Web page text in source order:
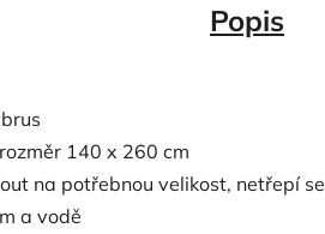
Popis
140 x 260 cm
na potřebnou velikost, netřepí se
a vodě